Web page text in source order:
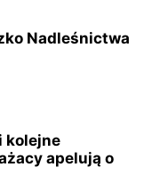
Nadleśnictwa
kolejne
apelują o